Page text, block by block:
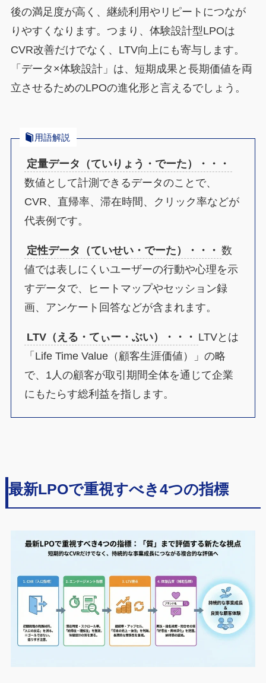
後の満足度が高く、継続利用やリピートにつなが
りやすくなります。つまり、体験設計型LPOは
CVR改善だけでなく、LTV向上にも寄与します。
「データ×体験設計」は、短期成果と長期価値を両
立させるためのLPOの進化形と言えるでしょう。
用語解説
定量データ（ていりょう・でーた）・・・
数値として計測できるデータのことで、
CVR、直帰率、滞在時間、クリック率などが
代表例です。
定性データ（ていせい・でーた）・・・ 数
値では表しにくいユーザーの行動や心理を示
すデータで、ヒートマップやセッション録
画、アンケート回答などが含まれます。
LTV（える・てぃー・ぶい）・・・ LTVとは
「Life Time Value（顧客生涯価値）」の略
で、1人の顧客が取引期間全体を通じて企業
にもたらす総利益を指します。
最新LPOで重視すべき4つの指標